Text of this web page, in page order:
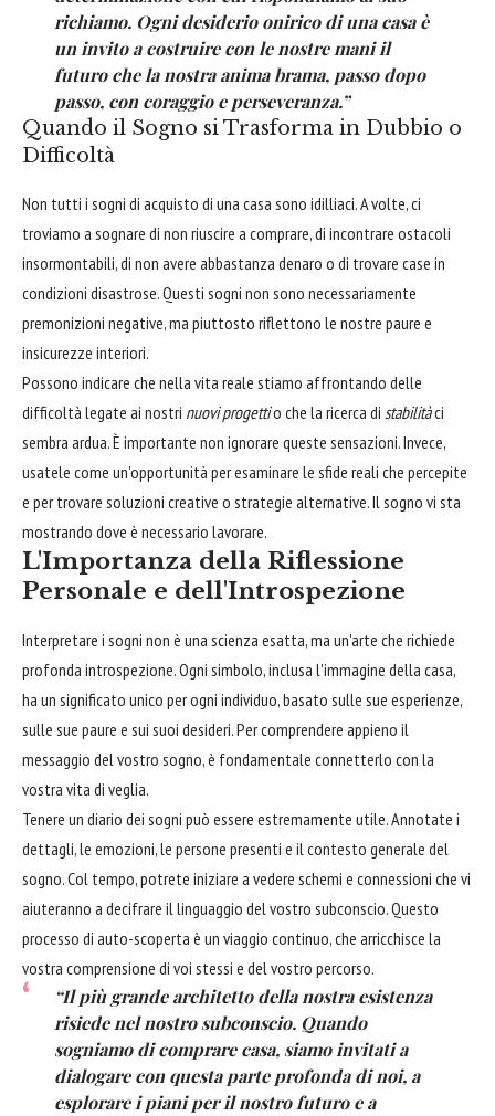
richiamo. Ogni desiderio onirico di una casa è
un invito a costruire con le nostre mani il
futuro che la nostra anima brama, passo dopo
passo, con coraggio e perseveranza.”
Quando il Sogno si Trasforma in Dubbio o
Difficoltà
Non tutti i sogni di acquisto di una casa sono idilliaci. A volte, ci
troviamo a sognare di non riuscire a comprare, di incontrare ostacoli
insormontabili, di non avere abbastanza denaro o di trovare case in
condizioni disastrose. Questi sogni non sono necessariamente
premonizioni negative, ma piuttosto riflettono le nostre paure e
insicurezze interiori.
Possono indicare che nella vita reale stiamo affrontando delle
difficoltà legate ai nostri nuovi progettio che la ricerca di stabilitàci
sembra ardua. È importante non ignorare queste sensazioni. Invece,
usatele come un'opportunità per esaminare le sfide reali che percepite
e per trovare soluzioni creative o strategie alternative. Il sogno vi sta
mostrando dove è necessario lavorare.
L'Importanza della Riflessione
Personale e dell'Introspezione
Interpretare i sogni non è una scienza esatta, ma un'arte che richiede
profonda introspezione. Ogni simbolo, inclusa l'immagine della casa,
ha un significato unico per ogni individuo, basato sulle sue esperienze,
sulle sue paure e sui suoi desideri. Per comprendere appieno il
messaggio del vostro sogno, è fondamentale connetterlo con la
vostra vita di veglia.
Tenere un diario dei sogni può essere estremamente utile. Annotate i
dettagli, le emozioni, le persone presenti e il contesto generale del
sogno. Col tempo, potrete iniziare a vedere schemi e connessioni che vi
aiuteranno a decifrare il linguaggio del vostro subconscio. Questo
processo di auto-scoperta è un viaggio continuo, che arricchisce la
vostra comprensione di voi stessi e del vostro percorso.
“Il più grande architetto della nostra esistenza
risiede nel nostro subconscio. Quando
sogniamo di comprare casa, siamo invitati a
dialogare con questa parte profonda di noi, a
esplorare i piani per il nostro futuro e a